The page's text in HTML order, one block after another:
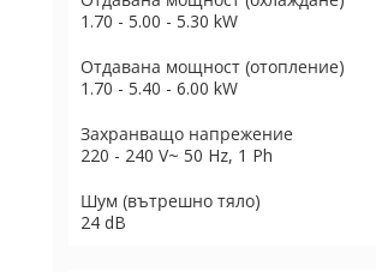
1.70 - 5.00 - 5.30 kW
Отдавана мощност (отопление)
1.70 - 5.40 - 6.00 kW
Захранващо напрежение
220 - 240 V~ 50 Hz, 1 Ph
Шум (вътрешно тяло)
24 dB